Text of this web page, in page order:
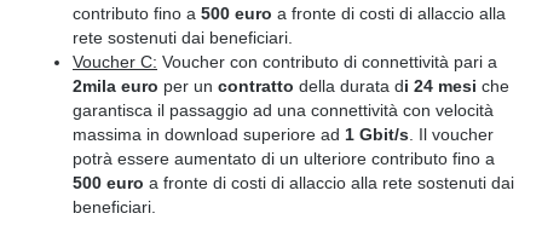
contributo fino a 500 euro a fronte di costi di allaccio alla
rete sostenuti dai beneficiari.
Voucher C: Voucher con contributo di connettività pari a
2mila euro per un contratto della durata di 24 mesi che
garantisca il passaggio ad una connettività con velocità
massima in download superiore ad 1 Gbit/s . Il voucher
potrà essere aumentato di un ulteriore contributo fino a
500 euro a fronte di costi di allaccio alla rete sostenuti dai
beneficiari.